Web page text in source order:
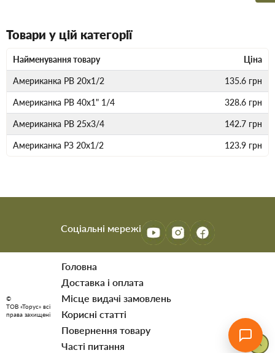
Товари у цій категорії
Найменування товару Ціна
Американка PB 20х1/2 135.6 грн
Американка PB 40х1" 1/4 328.6 грн
Американка PВ 25х3/4 142.7 грн
Американка PЗ 20х1/2 123.9 грн
Соціальні мережі
©
ТОВ «Торус» всі
права захищені
Головна
Доставка і оплата
Мiсце видачi замовлень
Корисні статті
Повернення товару
Часті питання